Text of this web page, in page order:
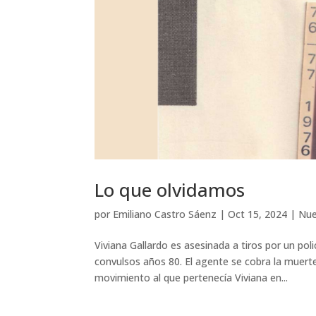
Lo que olvidamos
por Emiliano Castro Sáenz |Oct 15, 2024 |
Viviana Gallardo es asesinada a tiros por un
convulsos años 80. El agente se cobra la
movimiento al que pertenecía Viviana en...